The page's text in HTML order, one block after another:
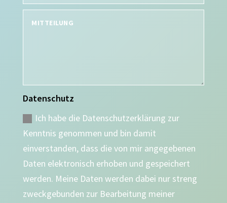
Datenschutz
Ich habe die Datenschutzerklärung zur
Kenntnis genommen und bin damit
einverstanden, dass die von mir angegebenen
Daten elektronisch erhoben und gespeichert
werden. Meine Daten werden dabei nur streng
zweckgebunden zur Bearbeitung meiner